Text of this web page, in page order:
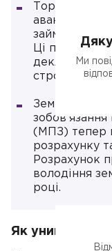
Торгівля
авансові
займаються
Ці платежі
декларації
строк.
Земельний
(МПЗ) тепер
розрахунку
Розрахунок
володіння
році.
Як уникнути
Ми